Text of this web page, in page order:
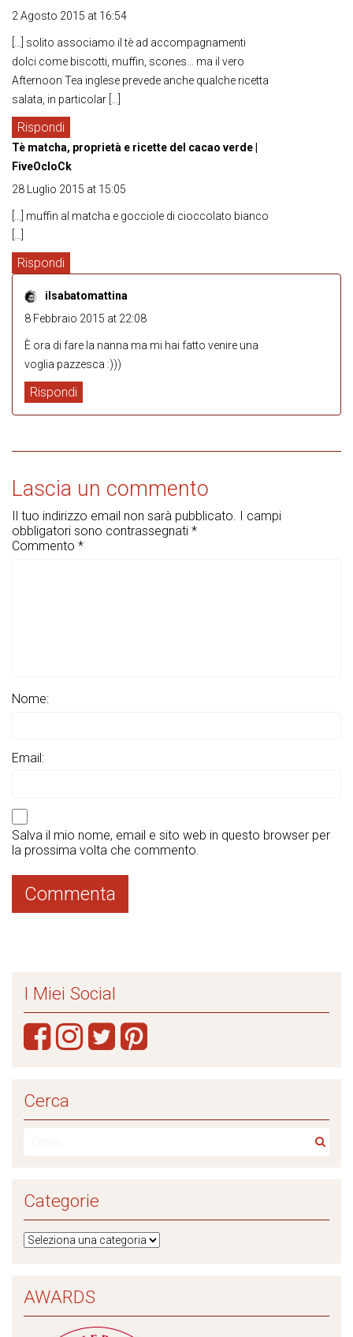
2 Agosto 2015 at 16:54
[…] solito associamo il tè ad accompagnamenti
dolci come biscotti, muffin, scones… ma il vero
Afternoon Tea inglese prevede anche qualche ricetta
salata, in particolar […]
Rispondi
Tè matcha, proprietà e ricette del cacao verde |
FiveOcloCk
28 Luglio 2015 at 15:05
[…] muffin al matcha e gocciole di cioccolato bianco
Rispondi
ilsabatomattina
8 Febbraio 2015 at 22:08
È ora di fare la nanna ma mi hai fatto venire una
voglia pazzesca :)))
Rispondi
Lascia un commento
Il tuo indirizzo email non sarà pubblicato.
I campi
obbligatori sono contrassegnati *
Commento *
Nome:
Email:
Salva il mio nome, email e sito web in questo browser per
la prossima volta che commento.
I Miei Social
Cerca
Categorie
AWARDS